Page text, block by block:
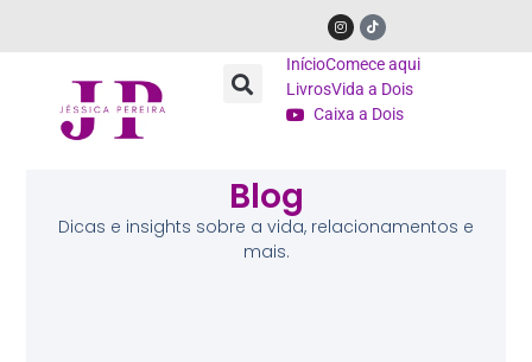
InícioComece aqui
LivrosVida a Dois
Caixa a Dois
Blog
Dicas e insights sobre a vida, relacionamentos e
mais.